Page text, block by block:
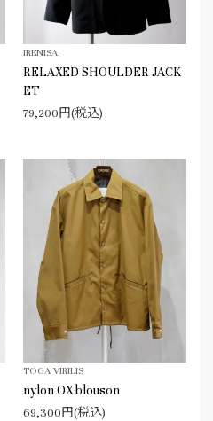
IRENISA
RELAXED SHOULDER JACK
ET
79,200円(税込)
TOGA VIRILIS
nylon OX blouson
69,300円(税込)